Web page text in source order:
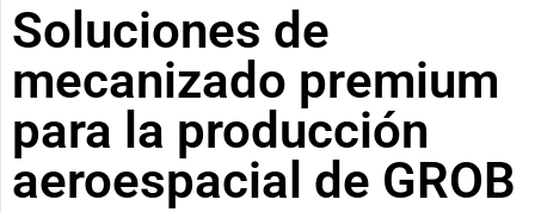
Soluciones de
mecanizado premium
para la producción
aeroespacial de GROB